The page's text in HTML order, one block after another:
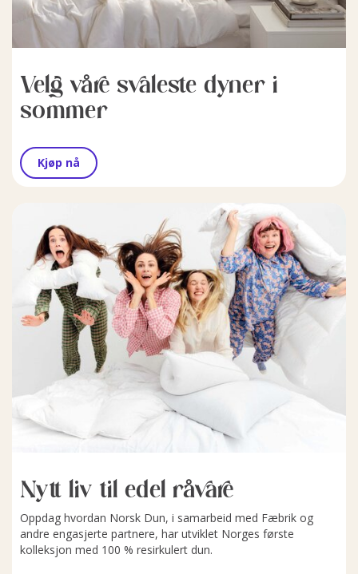
Velg våre svaleste dyner i
sommer
Kjøp nå
Nytt liv til edel råvare
Oppdag hvordan Norsk Dun, i samarbeid med Fæbrik og
andre engasjerte partnere, har utviklet Norges første
kolleksjon med 100 % resirkulert dun.